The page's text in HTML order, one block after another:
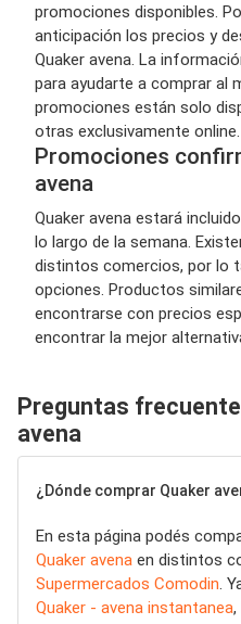
promociones disponibles.
anticipación los precios y
Quaker avena. La
para ayudarte a comprar al
promociones están solo
otras exclusivamente online.
Promociones
avena
Quaker avena estará
lo largo de la semana.
distintos comercios, por lo
opciones. Productos
encontrarse con precios
encontrar la mejor
Preguntas
avena
¿Dónde comprar Quaker
En esta página podés
Quaker avena en distintos
Supermercados Comodin .
Quaker - avena instantanea,